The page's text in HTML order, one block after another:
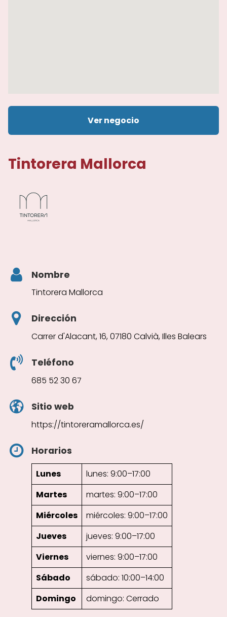
Ver negocio
Tintorera Mallorca
Nombre
Tintorera Mallorca
Dirección
Carrer d'Alacant, 16, 07180 Calvià, Illes Balears
Teléfono
685 52 30 67
Sitio web
https://tintoreramallorca.es/
Horarios
Lunes
lunes: 9:00–17:00
Martes
martes: 9:00–17:00
Miércoles
miércoles: 9:00–17:00
Jueves
jueves: 9:00–17:00
Viernes
viernes: 9:00–17:00
Sábado
sábado: 10:00–14:00
Domingo
domingo: Cerrado